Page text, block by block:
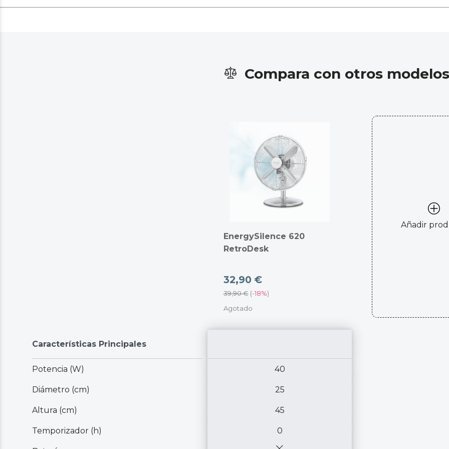
Compara con otros modelos
EnergySilence 620
RetroDesk
32,90 €
39,90 €(-18%)
Agotado
Añadir
Características Principales
Potencia (W) 40
Diámetro (cm) 25
Altura (cm) 45
Temporizador (h) 0